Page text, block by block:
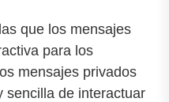
que los mensajes
para los
mensajes privados
sencilla de interactuar